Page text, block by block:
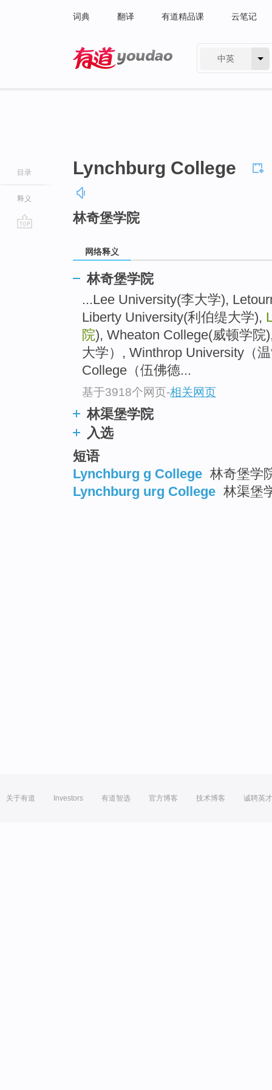
词典 翻译 有道精品课 云笔记
中英
目录
释义
Lynchburg College
林奇堡学院
网络释义
林奇堡学院
...Lee University(李大学),
Liberty University(利伯缇大学),
院), Wheaton College(威顿学
大学）, Winthrop University（
College（伍佛德...
基于3918个网页-相关网页
林渠堡学院
入选
短语
Lynchburg g College 林奇堡学
Lynchburg urg College 林渠堡
关于有道 Investors 有道智选 官方博客 技术博客 诚聘英才